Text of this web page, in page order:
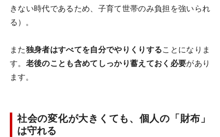
きない時代であるため、子育て世帯のみ負担を強いられ
る）。
また独身者はすべてを自分でやりくりすることになりま
す。 老後のことも含めてしっかり蓄えておく必要があり
ます。
社会の変化が大きくても、個人の「財布」
は守れる